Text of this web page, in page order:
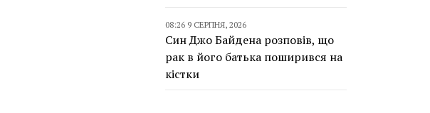
08:26 9 СЕРПНЯ, 2026
Син Джо Байдена розповів, що
рак в його батька поширився на
кістки